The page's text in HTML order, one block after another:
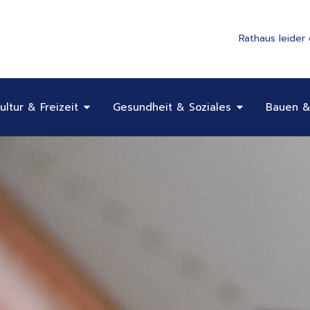
Rathaus leider
& Freizeit Öffne Bildung, Kultur & Freizeit
Gesundheit & Soziales Öffne Bauen